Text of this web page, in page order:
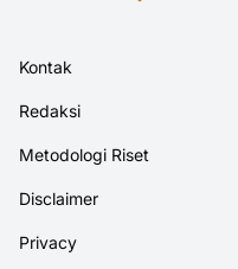
Kontak
Redaksi
Metodologi Riset
Disclaimer
Privacy